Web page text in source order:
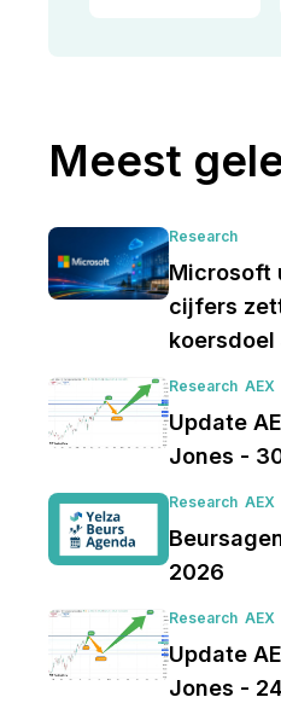
Meest
Research
Microsoft
cijfers
koersdoel
Research AEX
Update
Jones -
Research AEX
2026
Research AEX
Update
Jones -